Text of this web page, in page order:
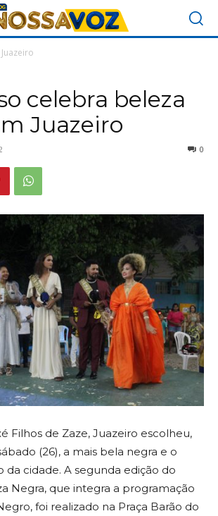
Juazeiro
celebra beleza
Juazeiro
0
Filhos de Zaze, Juazeiro escolheu,
(26), a mais bela negra e o
da cidade. A segunda edição do
Negra, que integra a programação
foi realizado na Praça Barão do